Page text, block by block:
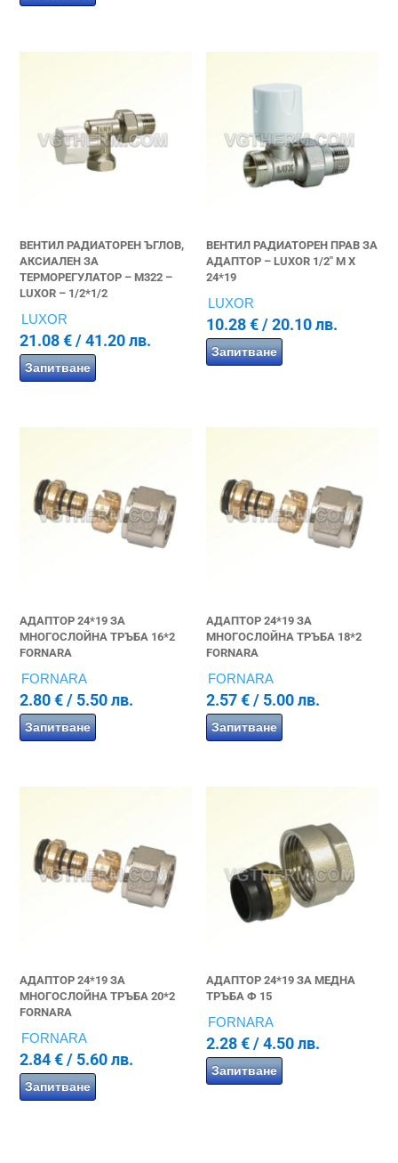
ВЕНТИЛ РАДИАТОРЕН ЪГЛОВ,
АКСИАЛЕН ЗА
ТЕРМОРЕГУЛАТОР – M322 –
LUXOR – 1/2*1/2
LUXOR
21.08€ / 41.20 лв.
Запитване
ВЕНТИЛ РАДИАТОРЕН ПРАВ ЗА
АДАПТОР – LUXOR 1/2″ М X
24*19
LUXOR
10.28€/ 20.10 лв.
Запитване
АДАПТОР 24*19 ЗА
МНОГОСЛОЙНА ТРЪБА 16*2
FORNARA
FORNARA
2.80€ / 5.50 лв.
Запитване
АДАПТОР 24*19 ЗА
МНОГОСЛОЙНА ТРЪБА 18*2
FORNARA
FORNARA
2.57€/ 5.00 лв.
Запитване
АДАПТОР 24*19 ЗА
МНОГОСЛОЙНА ТРЪБА 20*2
FORNARA
FORNARA
2.84€ / 5.60 лв.
Запитване
АДАПТОР 24*19 ЗА МЕДНА
ТРЪБА Ф 15
FORNARA
2.28€/ 4.50 лв.
Запитване